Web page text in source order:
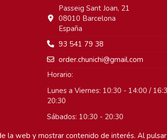
Passeig Sant Joan, 21
08010 Barcelona
España
93 541 79 38
order.chunichi@gmail.com
Horario:
Lunes a Viernes: 10:30 - 14:00 /
20:30
Sábados: 10:30 - 20:30
Domingos: Cerrado
web y mostrar contenido de interés. Al pulsar